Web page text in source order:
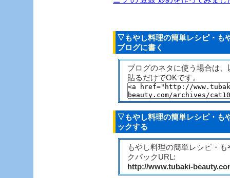
▽もやし料理の簡単レシピ・も
ブログに書く
ブログのネタに使う場合は
貼るだけでOKです。
▽もやし料理の簡単レシピ・も
ックする
もやし料理の簡単レシピ・
クバックURL:
http://www.tubaki-